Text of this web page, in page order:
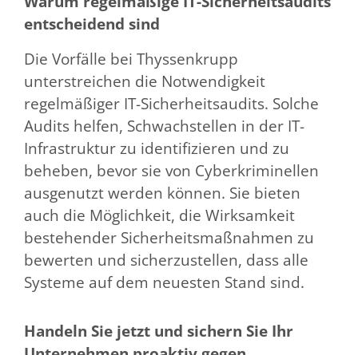
entscheidend sind
Die Vorfälle bei Thyssenkrupp
unterstreichen die Notwendigkeit
regelmäßiger IT-Sicherheitsaudits. Solche
Audits helfen, Schwachstellen in der IT-
Infrastruktur zu identifizieren und zu
beheben, bevor sie von Cyberkriminellen
ausgenutzt werden können. Sie bieten
auch die Möglichkeit, die Wirksamkeit
bestehender Sicherheitsmaßnahmen zu
bewerten und sicherzustellen, dass alle
Systeme auf dem neuesten Stand sind.
Handeln Sie jetzt und sichern Sie Ihr